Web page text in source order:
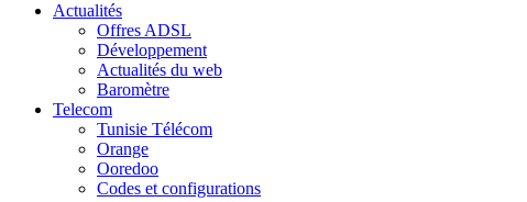
Actualités
Offres ADSL
Développement
Actualités du web
Baromètre
Telecom
Tunisie Télécom
Orange
Ooredoo
Codes et configurations